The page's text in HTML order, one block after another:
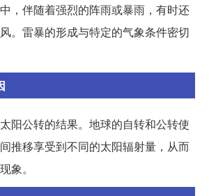
，伴随着强烈的阵雨或暴雨，有时还
。雷暴的形成与特定的气象条件密切
阳公转的结果。地球的自转和公转使
推移享受到不同的太阳辐射量，从而
象。